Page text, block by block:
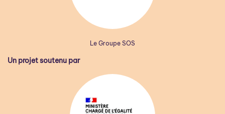
Le Groupe SOS
Un projet soutenu par